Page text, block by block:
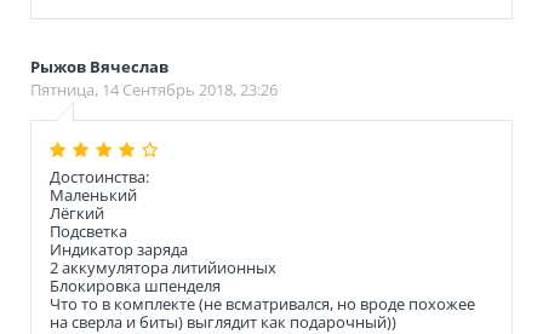
Рыжов Вячеслав
Пятница, 14 Сентябрь 2018, 23:26
Достоинства:
Маленький
Лёгкий
Подсветка
Индикатор заряда
2 аккумулятора литийионных
Блокировка шпенделя
Что то в комплекте (не всматривался, но вроде похожее
на сверла и биты) выглядит как подарочный))